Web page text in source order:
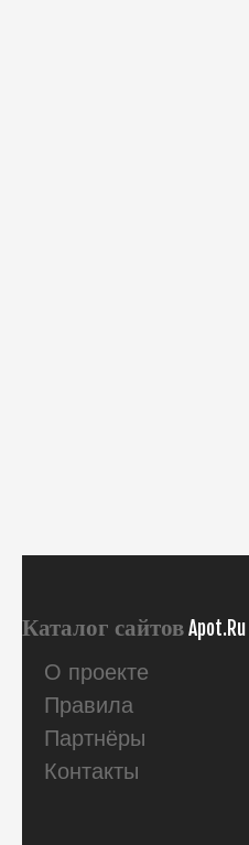
Каталог сайтовApot.Ru
О проекте
Правила
Партнёры
Контакты